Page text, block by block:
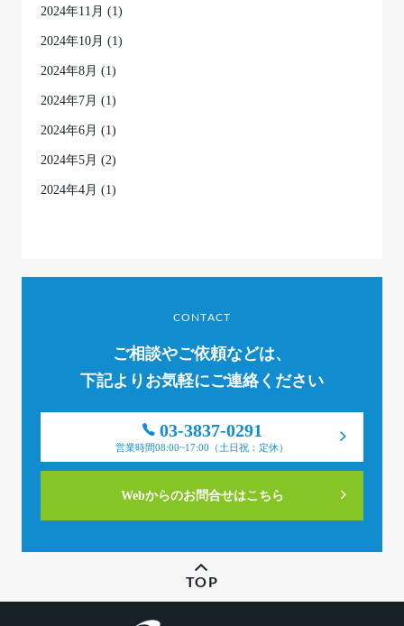
2024年11月 (1)
2024年10月 (1)
2024年8月 (1)
2024年7月 (1)
2024年6月 (1)
2024年5月 (2)
2024年4月 (1)
CONTACT
ご相談やご依頼などは、
下記よりお気軽にご連絡ください
03-3837-0291
営業時間08:00~17:00（土日祝：定休）
Webからのお問合せはこちら
TOP